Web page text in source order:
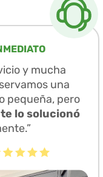
y mucha
una
pequeña, pero
lo solucionó